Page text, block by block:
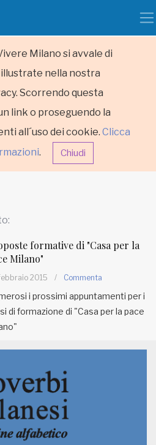
Milano si avvale di
nella nostra
Scorrendo questa
link o proseguendo la
all´uso dei cookie. Clicca
. Chiudi
formative di "Casa per la
Milano"
2015 / Commenta
i prossimi appuntamenti per i
di formazione di "Casa per la pace